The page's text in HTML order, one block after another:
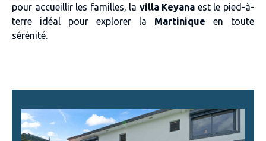
pour accueillir les familles, la villa Keyana est le pied-à-
terre idéal pour explorer la Martinique en toute
sérénité.